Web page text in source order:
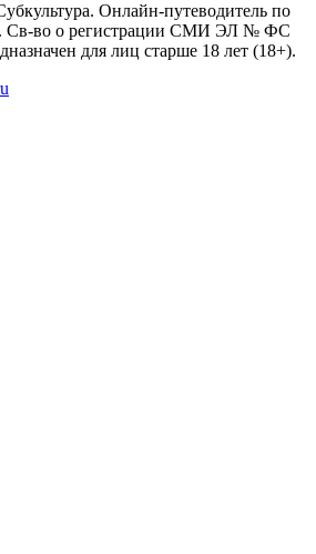
Онлайн-путеводитель по
Св-во о регистрации СМИ ЭЛ № ФС
для лиц старше 18 лет (18+).